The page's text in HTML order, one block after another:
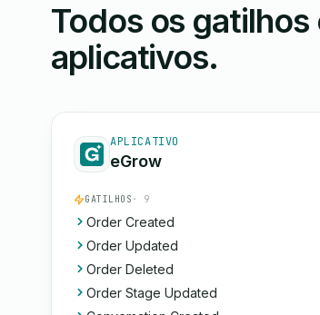
Todos os
aplicativos.
APLICATIVO
eGrow
GATILHOS · 9
Order Created
Order Updated
Order Deleted
Order Stage Updated